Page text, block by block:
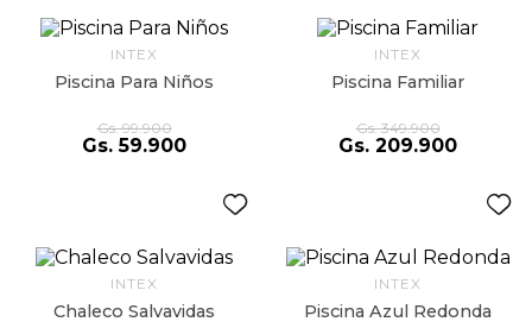
INTEX
Piscina Para Niños
Gs. 99.900
Gs. 59.900
INTEX
Piscina Familiar
Gs. 349.900
Gs. 209.900
INTEX
Chaleco Salvavidas
INTEX
Piscina Azul Redonda
almohada